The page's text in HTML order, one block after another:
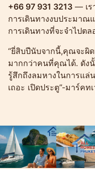
+66 97 931 3213 — เร
การเดินทางงบประมา
การเดินทางที่จะจำไปต
“ยี่สิบปีนับจากนี้,คุณจะผิ
มากกว่าคนที่คุณได้. ดังนั้
รู้สึกถึงลมหางในการแล่
เถอะ เปิดประตู”-มาร์คท